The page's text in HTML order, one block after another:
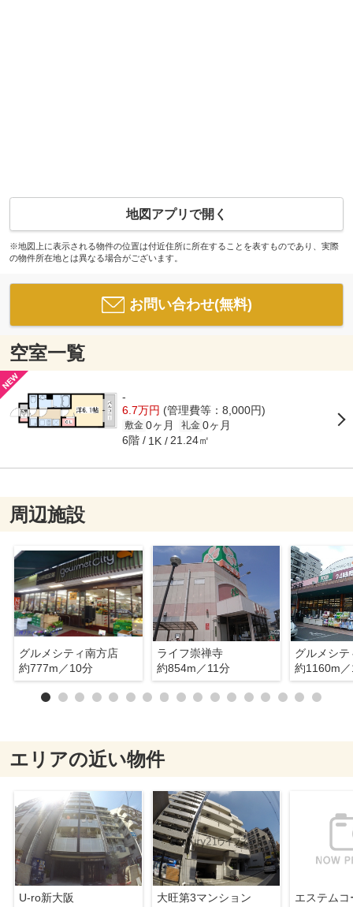
地図アプリで開く
※地図上に表示される物件の位置は付近住所に所在することを表すものであり、実際
の物件所在地とは異なる場合がございます。
お問い合わせ(無料)
空室一覧
-
6.7万円 (管理費等：8,000円)
敷金 0ヶ月 礼金 0ヶ月
6階 1K 21.24㎡
周辺施設
グルメシティ南方店
約777m／10分
ライフ崇禅寺
約854m／11分
グルメシテ
約1160m
エリアの近い物件
U-ro新大阪
大旺第3マンション